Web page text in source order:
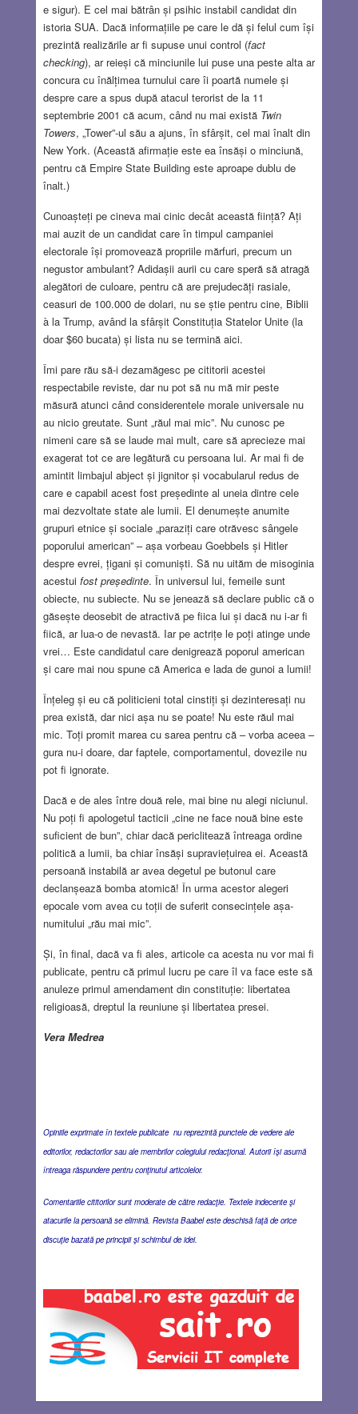
e sigur). E cel mai bătrân și psihic instabil candidat din
istoria SUA. Dacă informațiile pe care le dă și felul cum își
prezintă realizările ar fi supuse unui control (fact
checking), ar reieși că minciunile lui puse una peste alta ar
concura cu înălțimea turnului care îi poartă numele și
despre care a spus după atacul terorist de la 11
septembrie 2001 că acum, când nu mai există Twin
Towers, „Tower”-ul său a ajuns, în sfârșit, cel mai înalt din
New York. (Această afirmație este ea însăși o minciună,
pentru că Empire State Building este aproape dublu de
înalt.)
Cunoașteți pe cineva mai cinic decât această ființă? Ați
mai auzit de un candidat care în timpul campaniei
electorale își promovează propriile mărfuri, precum un
negustor ambulant? Adidașii aurii cu care speră să atragă
alegători de culoare, pentru că are prejudecăți rasiale,
ceasuri de 100.000 de dolari, nu se știe pentru cine, Biblii
à la Trump, având la sfârșit Constituția Statelor Unite (la
doar $60 bucata) și lista nu se termină aici.
Îmi pare rău să-i dezamăgesc pe cititorii acestei
respectabile reviste, dar nu pot să nu mă mir peste
măsură atunci când considerentele morale universale nu
au nicio greutate. Sunt „răul mai mic”. Nu cunosc pe
nimeni care să se laude mai mult, care să aprecieze mai
exagerat tot ce are legătură cu persoana lui. Ar mai fi de
amintit limbajul abject și jignitor și vocabularul redus de
care e capabil acest fost președinte al uneia dintre cele
mai dezvoltate state ale lumii. El denumește anumite
grupuri etnice și sociale „paraziți care otrăvesc sângele
poporului american” – așa vorbeau Goebbels și Hitler
despre evrei, țigani și comuniști. Să nu uităm de misoginia
acestui fost președinte. În universul lui, femeile sunt
obiecte, nu subiecte. Nu se jenează să declare public că o
găsește deosebit de atractivă pe fiica lui și dacă nu i-ar fi
fiică, ar lua-o de nevastă. Iar pe actrițe le poți atinge unde
vrei… Este candidatul care denigrează poporul american
și care mai nou spune că America e lada de gunoi a lumii!
Înțeleg și eu că politicieni total cinstiți și dezinteresați nu
prea există, dar nici așa nu se poate! Nu este răul mai
mic. Toți promit marea cu sarea pentru că – vorba aceea –
gura nu-i doare, dar faptele, comportamentul, dovezile nu
pot fi ignorate.
Dacă e de ales între două rele, mai bine nu alegi niciunul.
Nu poți fi apologetul tacticii „cine ne face nouă bine este
suficient de bun”, chiar dacă periclitează întreaga ordine
politică a lumii, ba chiar însăși supraviețuirea ei. Această
persoană instabilă ar avea degetul pe butonul care
declanșează bomba atomică! În urma acestor alegeri
epocale vom avea cu toții de suferit consecințele așa-
numitului „rău mai mic”.
Și, în final, dacă va fi ales, articole ca acesta nu vor mai fi
publicate, pentru că primul lucru pe care îl va face este să
anuleze primul amendament din constituție: libertatea
religioasă, dreptul la reuniune și libertatea presei.
Vera Medrea
Opiniile exprimate în textele publicate nu reprezintă punctele de vedere ale
editorilor, redactorilor sau ale membrilor colegiului redacţional. Autorii îşi asumă
întreaga răspundere pentru conţinutul articolelor.
Comentariile cititorilor sunt moderate de către redacţie. Textele indecente şi
atacurile la persoană se elimină. Revista Baabel este deschisă faţă de orice
discuţie bazată pe principii şi schimbul de idei.